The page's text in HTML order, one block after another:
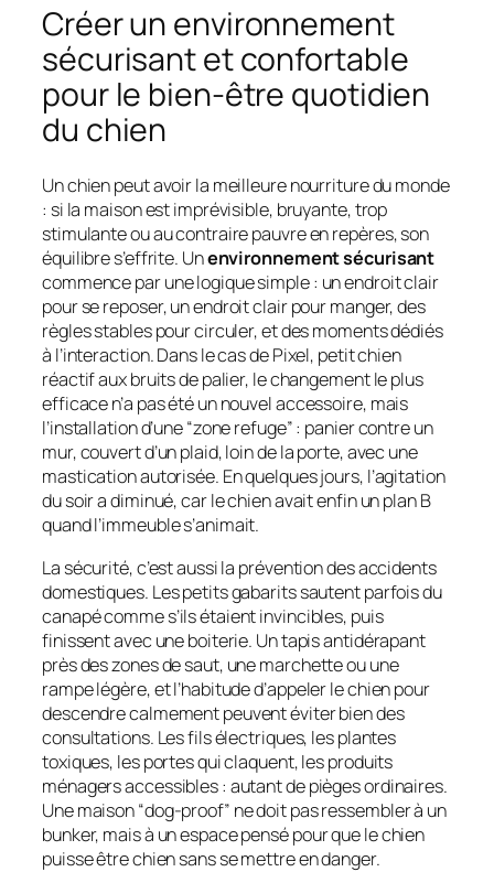
Créer un environnement
sécurisant et confortable
pour le bien-être quotidien
du chien
Un chien peut avoir la meilleure nourriture du monde
: si la maison est imprévisible, bruyante, trop
stimulante ou au contraire pauvre en repères, son
équilibre s’effrite. Unenvironnement sécurisant
commence par une logique simple : un endroit clair
pour se reposer, un endroit clair pour manger, des
règles stables pour circuler, et des moments dédiés
à l’interaction. Dans le cas de Pixel, petit chien
réactif aux bruits de palier, le changement le plus
efficace n’a pas été un nouvel accessoire, mais
l’installation d’une “zone refuge” : panier contre un
mur, couvert d’un plaid, loin de la porte, avec une
mastication autorisée. En quelques jours, l’agitation
du soir a diminué, car le chien avait enfin un plan B
quand l’immeuble s’animait.
La sécurité, c’est aussi la prévention des accidents
domestiques. Les petits gabarits sautent parfois du
canapé comme s’ils étaient invincibles, puis
finissent avec une boiterie. Un tapis antidérapant
près des zones de saut, une marchette ou une
rampe légère, et l’habitude d’appeler le chien pour
descendre calmement peuvent éviter bien des
consultations. Les fils électriques, les plantes
toxiques, les portes qui claquent, les produits
ménagers accessibles : autant de pièges ordinaires.
Une maison “dog-proof” ne doit pas ressembler à un
bunker, mais à un espace pensé pour que le chien
puisse être chien sans se mettre en danger.